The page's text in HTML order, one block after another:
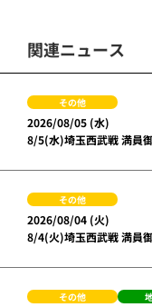
関連ニュース
その他
2026/08/05 (水)
8/5(水)埼玉西武戦 満員
その他
2026/08/04 (火)
8/4(火)埼玉西武戦 満員
その他